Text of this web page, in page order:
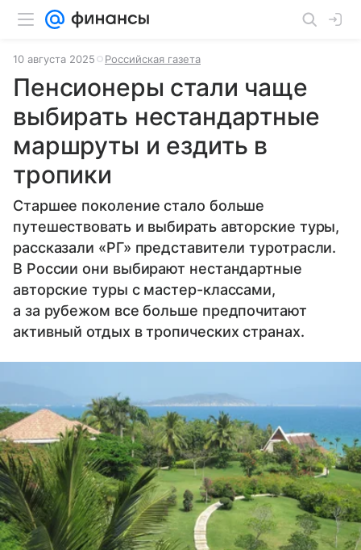
10 августа 2025 Российская газета
Пенсионеры стали чаще
выбирать нестандартные
маршруты и ездить в
тропики
Старшее поколение стало больше
путешествовать и выбирать авторские туры,
рассказали «РГ» представители туротрасли.
В России они выбирают нестандартные
авторские туры с мастер-классами,
а за рубежом все больше предпочитают
активный отдых в тропических странах.